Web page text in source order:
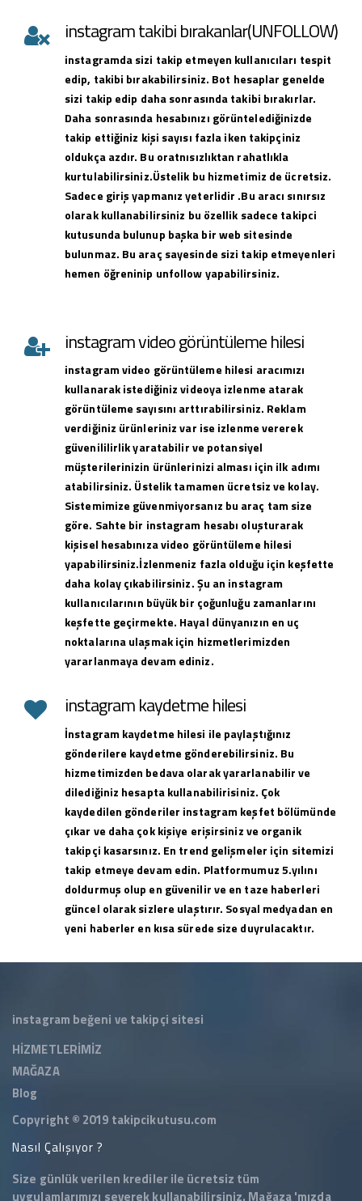
instagram takibi bırakanlar(UNFOLLOW)
instagramda sizi takip etmeyen kullanıcıları tespit
edip, takibi bırakabilirsiniz. Bot hesaplar genelde
sizi takip edip daha sonrasında takibi bırakırlar.
Daha sonrasında hesabınızı görüntelediğinizde
takip ettiğiniz kişi sayısı fazla iken takipçiniz
oldukça azdır. Bu oratnısızlıktan rahatlıkla
kurtulabilirsiniz.Üstelik bu hizmetimiz de ücretsiz.
Sadece giriş yapmanız yeterlidir .Bu aracı sınırsız
olarak kullanabilirsiniz bu özellik sadece takipci
kutusunda bulunup başka bir web sitesinde
bulunmaz. Bu araç sayesinde sizi takip etmeyenleri
hemen öğreninip unfollow yapabilirsiniz.
instagram video görüntüleme hilesi
instagramvideo görüntüleme hilesi aracımızı
kullanarak istediğiniz videoya izlenme atarak
görüntüleme sayısını arttırabilirsiniz. Reklam
verdiğiniz ürünleriniz var ise izlenme vererek
güvenililirlik yaratabilir ve potansiyel
müşterilerinizin ürünlerinizi alması için ilk adımı
atabilirsiniz. Üstelik tamamen ücretsiz ve kolay.
Sistemimize güvenmiyorsanız bu araç tam size
göre. Sahte bir instagram hesabı oluşturarak
kişisel hesabınıza video görüntüleme hilesi
yapabilirsiniz.İzlenmeniz fazla olduğu için keşfette
daha kolay çıkabilirsiniz. Şu an instagram
kullanıcılarının büyük bir çoğunluğu zamanlarını
keşfette geçirmekte. Hayal dünyanızın en uç
noktalarına ulaşmak için hizmetlerimizden
yararlanmaya devam ediniz.
instagram kaydetme hilesi
İnstagram kaydetme hilesi ile paylaştığınız
gönderilere kaydetme gönderebilirsiniz. Bu
hizmetimizden bedava olarak yararlanabilir ve
dilediğiniz hesapta kullanabilirisiniz. Çok
kaydedilen gönderiler instagram keşfet bölümünde
çıkar ve daha çok kişiye erişirsiniz ve organik
takipçi kasarsınız. En trend gelişmeler için sitemizi
takip etmeye devam edin. Platformumuz 5.yılını
doldurmuş olup en güvenilir ve en taze haberleri
güncel olarak sizlere ulaştırır. Sosyal medyadan en
yeni haberler en kısa sürede size duyrulacaktır.
instagram beğeni ve takipçi sitesi
HİZMETLERİMİZ
MAĞAZA
Blog
Copyright © 2019 takipcikutusu.com
Nasıl Çalışıyor ?
Size günlük verilen krediler ile ücretsiz tüm
uygulamlarımızı severek kullanabilirsiniz. Mağaza'mızda